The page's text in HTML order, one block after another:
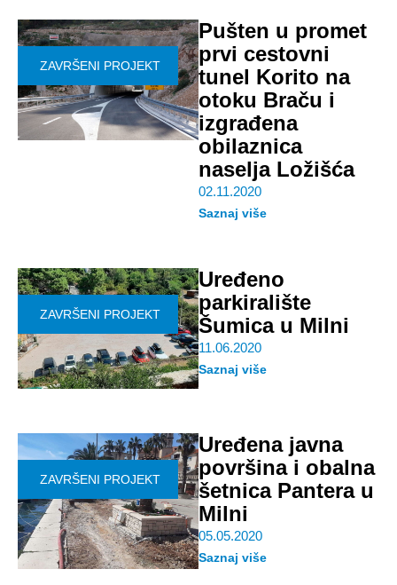
ZAVRŠENI PROJEKT
Pušten u promet
prvi cestovni
tunel Korito na
otoku Braču i
izgrađena
obilaznica
naselja Ložišća
02.11.2020
Saznaj više
ZAVRŠENI PROJEKT
Uređeno
parkiralište
Šumica u Milni
11.06.2020
Saznaj više
ZAVRŠENI PROJEKT
Uređena javna
površina i obalna
šetnica Pantera u
Milni
05.05.2020
Saznaj više